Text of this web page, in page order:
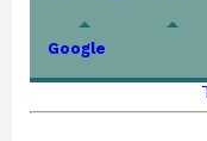
Google